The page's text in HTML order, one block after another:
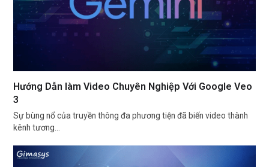
Hướng Dẫn làm Video Chuyên Nghiệp Với Google Veo
3
Sự bùng nổ của truyền thông đa phương tiện đã biến video thành
kênh tương…